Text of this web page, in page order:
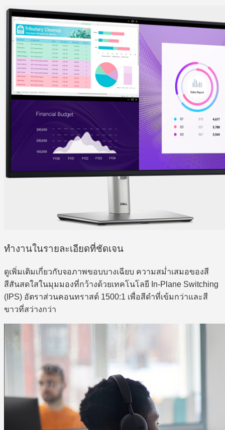
ทำงานในรายละเอียดที่ชัดเจน
ดูเพิ่มเติมเกี่ยวกับจอภาพขอบบางเฉียบ ความสม่ำเสมอของสี
สีสันสดใสในมุมมองที่กว้างด้วยเทคโนโลยี In-Plane Switching
(IPS) อัตราส่วนคอนทราสต์ 1500:1 เพื่อสีดำที่เข้มกว่าและสี
ขาวที่สว่างกว่า